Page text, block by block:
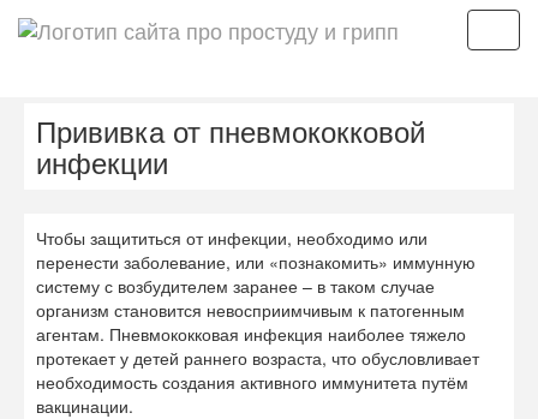
Прививка от пневмококковой
инфекции
Чтобы защититься от инфекции, необходимо или
перенести заболевание, или «познакомить» иммунную
систему с возбудителем заранее – в таком случае
организм становится невосприимчивым к патогенным
агентам. Пневмококковая инфекция наиболее тяжело
протекает у детей раннего возраста, что обусловливает
необходимость создания активного иммунитета путём
вакцинации.